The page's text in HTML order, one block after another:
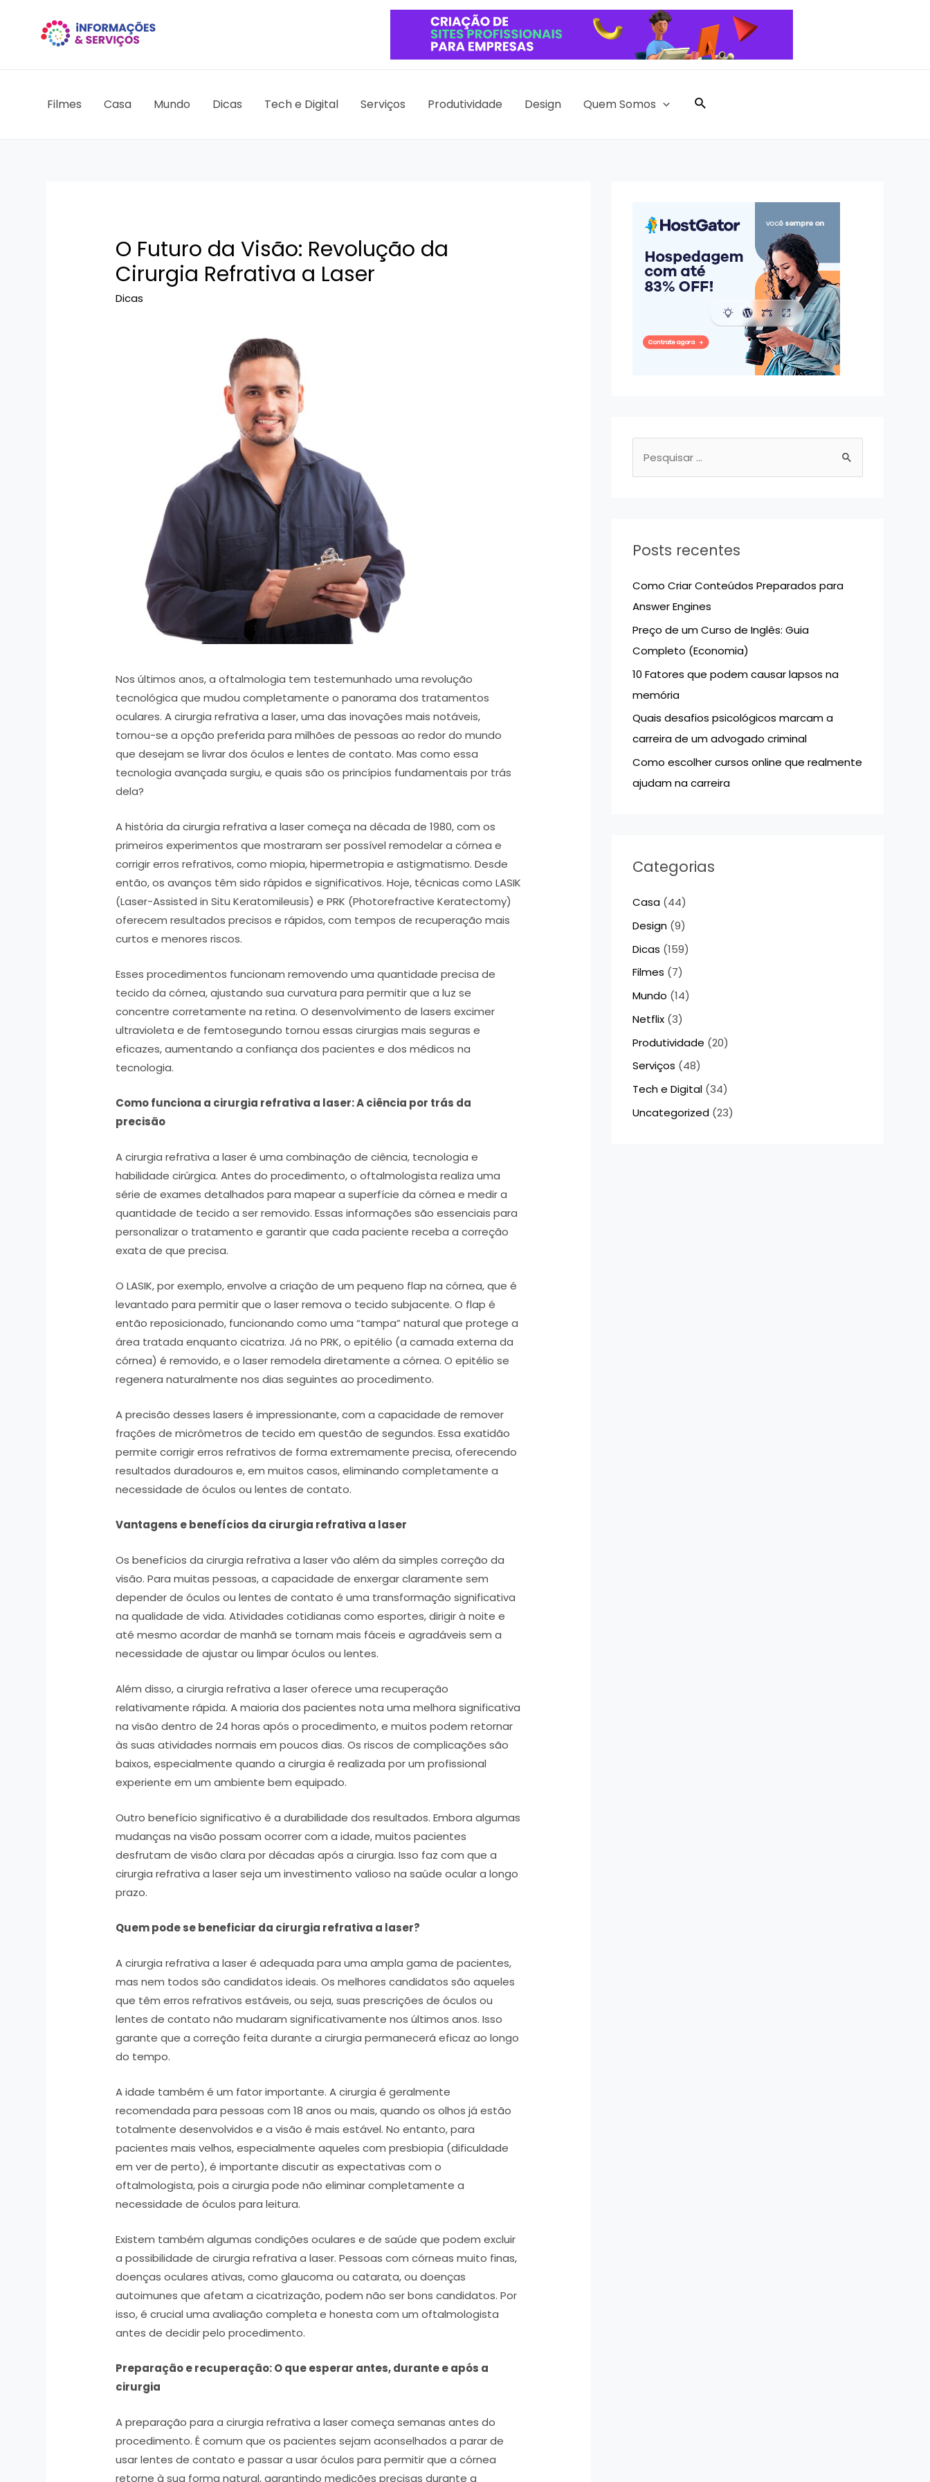
Filmes Casa Mundo Dicas Tech e Digital Serviços Produtividade Design Quem Somos Pesquisar
O Futuro da Visão: Revolução da
Cirurgia Refrativa a Laser
Dicas
Nos últimos anos, a oftalmologia tem testemunhado uma revolução
tecnológica que mudou completamente o panorama dos tratamentos
oculares. A cirurgia refrativa a laser, uma das inovações mais notáveis,
tornou-se a opção preferida para milhões de pessoas ao redor do mundo
que desejam se livrar dos óculos e lentes de contato. Mas como essa
tecnologia avançada surgiu, e quais são os princípios fundamentais por trás
dela?
A história da cirurgia refrativa a laser começa na década de 1980, com os
primeiros experimentos que mostraram ser possível remodelar a córnea e
corrigir erros refrativos, como miopia, hipermetropia e astigmatismo. Desde
então, os avanços têm sido rápidos e significativos. Hoje, técnicas como LASIK
(Laser-Assisted in Situ Keratomileusis) e PRK (Photorefractive Keratectomy)
oferecem resultados precisos e rápidos, com tempos de recuperação mais
curtos e menores riscos.
Esses procedimentos funcionam removendo uma quantidade precisa de
tecido da córnea, ajustando sua curvatura para permitir que a luz se
concentre corretamente na retina. O desenvolvimento de lasers excimer
ultravioleta e de femtosegundo tornou essas cirurgias mais seguras e
eficazes, aumentando a confiança dos pacientes e dos médicos na
tecnologia.
Como funciona a cirurgia refrativa a laser: A ciência por trás da
precisão
A cirurgia refrativa a laser é uma combinação de ciência, tecnologia e
habilidade cirúrgica. Antes do procedimento, o oftalmologista realiza uma
série de exames detalhados para mapear a superfície da córnea e medir a
quantidade de tecido a ser removido. Essas informações são essenciais para
personalizar o tratamento e garantir que cada paciente receba a correção
exata de que precisa.
O LASIK, por exemplo, envolve a criação de um pequeno flap na córnea, que é
levantado para permitir que o laser remova o tecido subjacente. O flap é
então reposicionado, funcionando como uma “tampa” natural que protege a
área tratada enquanto cicatriza. Já no PRK, o epitélio (a camada externa da
córnea) é removido, e o laser remodela diretamente a córnea. O epitélio se
regenera naturalmente nos dias seguintes ao procedimento.
A precisão desses lasers é impressionante, com a capacidade de remover
frações de micrômetros de tecido em questão de segundos. Essa exatidão
permite corrigir erros refrativos de forma extremamente precisa, oferecendo
resultados duradouros e, em muitos casos, eliminando completamente a
necessidade de óculos ou lentes de contato.
Vantagens e benefícios da cirurgia refrativa a laser
Os benefícios da cirurgia refrativa a laser vão além da simples correção da
visão. Para muitas pessoas, a capacidade de enxergar claramente sem
depender de óculos ou lentes de contato é uma transformação significativa
na qualidade de vida. Atividades cotidianas como esportes, dirigir à noite e
até mesmo acordar de manhã se tornam mais fáceis e agradáveis sem a
necessidade de ajustar ou limpar óculos ou lentes.
Além disso, a cirurgia refrativa a laser oferece uma recuperação
relativamente rápida. A maioria dos pacientes nota uma melhora significativa
na visão dentro de 24 horas após o procedimento, e muitos podem retornar
às suas atividades normais em poucos dias. Os riscos de complicações são
baixos, especialmente quando a cirurgia é realizada por um profissional
experiente em um ambiente bem equipado.
Outro benefício significativo é a durabilidade dos resultados. Embora algumas
mudanças na visão possam ocorrer com a idade, muitos pacientes
desfrutam de visão clara por décadas após a cirurgia. Isso faz com que a
cirurgia refrativa a laser seja um investimento valioso na saúde ocular a longo
prazo.
Quem pode se beneficiar da cirurgia refrativa a laser?
A cirurgia refrativa a laser é adequada para uma ampla gama de pacientes,
mas nem todos são candidatos ideais. Os melhores candidatos são aqueles
que têm erros refrativos estáveis, ou seja, suas prescrições de óculos ou
lentes de contato não mudaram significativamente nos últimos anos. Isso
garante que a correção feita durante a cirurgia permanecerá eficaz ao longo
do tempo.
A idade também é um fator importante. A cirurgia é geralmente
recomendada para pessoas com 18 anos ou mais, quando os olhos já estão
totalmente desenvolvidos e a visão é mais estável. No entanto, para
pacientes mais velhos, especialmente aqueles com presbiopia (dificuldade
em ver de perto), é importante discutir as expectativas com o
oftalmologista, pois a cirurgia pode não eliminar completamente a
necessidade de óculos para leitura.
Existem também algumas condições oculares e de saúde que podem excluir
a possibilidade de cirurgia refrativa a laser. Pessoas com córneas muito finas,
doenças oculares ativas, como glaucoma ou catarata, ou doenças
autoimunes que afetam a cicatrização, podem não ser bons candidatos. Por
isso, é crucial uma avaliação completa e honesta com um oftalmologista
antes de decidir pelo procedimento.
Preparação e recuperação: O que esperar antes, durante e após a
cirurgia
A preparação para a cirurgia refrativa a laser começa semanas antes do
procedimento. É comum que os pacientes sejam aconselhados a parar de
usar lentes de contato e passar a usar óculos para permitir que a córnea
retorne à sua forma natural, garantindo medições precisas durante a
a
r
p
o
r
:
Posts recentes
Como Criar Conteúdos Preparados para
Answer Engines
Preço de um Curso de Inglês: Guia
Completo (Economia)
10 Fatores que podem causar lapsos na
memória
Quais desafios psicológicos marcam a
carreira de um advogado criminal
Como escolher cursos online que realmente
ajudam na carreira
Categorias
Casa(44)
Design(9)
Dicas (159)
Filmes (7)
Mundo (14)
Netflix(3)
Produtividade (20)
Serviços (48)
Tech e Digital(34)
Uncategorized(23)